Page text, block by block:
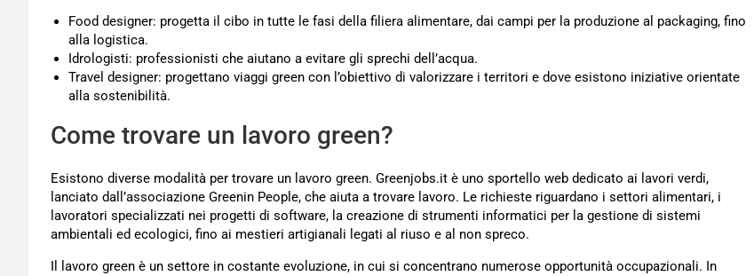
Food designer: progetta il cibo in tutte le fasi della filiera alimentare, dai campi per la produzione al packaging, fino
alla logistica.
Idrologisti: professionisti che aiutano a evitare gli sprechi dell’acqua.
Travel designer: progettano viaggi green con l’obiettivo di valorizzare i territori e dove esistono iniziative orientate
alla sostenibilità.
Come trovare un lavoro green?
Esistono diverse modalità per trovare un lavoro green. Greenjobs.it è uno sportello web dedicato ai lavori verdi,
lanciato dall’associazione Greenin People, che aiuta a trovare lavoro. Le richieste riguardano i settori alimentari, i
lavoratori specializzati nei progetti di software, la creazione di strumenti informatici per la gestione di sistemi
ambientali ed ecologici, fino ai mestieri artigianali legati al riuso e al non spreco.
Il lavoro green è un settore in costante evoluzione, in cui si concentrano numerose opportunità occupazionali. In